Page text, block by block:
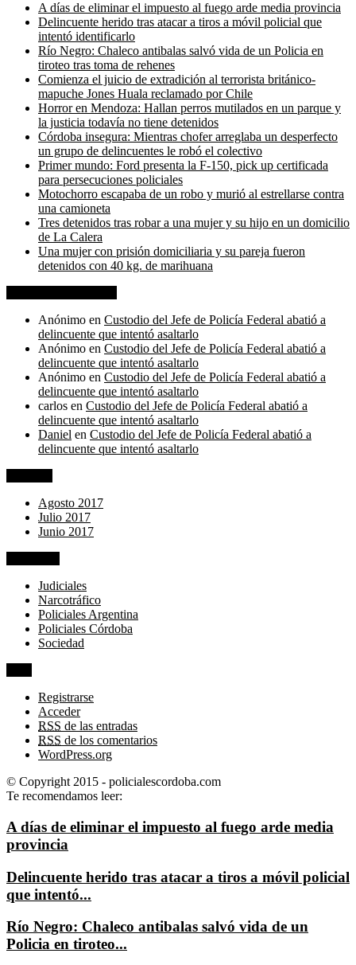
A días de eliminar el impuesto al fuego arde media provincia
Delincuente herido tras atacar a tiros a móvil policial que
intentó identificarlo
Río Negro: Chaleco antibalas salvó vida de un Policia en
tiroteo tras toma de rehenes
Comienza el juicio de extradición al terrorista británico-
mapuche Jones Huala reclamado por Chile
Horror en Mendoza: Hallan perros mutilados en un parque y
la justicia todavía no tiene detenidos
Córdoba insegura: Mientras chofer arreglaba un desperfecto
un grupo de delincuentes le robó el colectivo
Primer mundo: Ford presenta la F-150, pick up certificada
para persecuciones policiales
Motochorro escapaba de un robo y murió al estrellarse contra
una camioneta
Tres detenidos tras robar a una mujer y su hijo en un domicilio
de La Calera
Una mujer con prisión domiciliaria y su pareja fueron
detenidos con 40 kg. de marihuana
Anónimo en Custodio del Jefe de Policía Federal abatió a
delincuente que intentó asaltarlo
Anónimo en Custodio del Jefe de Policía Federal abatió a
delincuente que intentó asaltarlo
Anónimo en Custodio del Jefe de Policía Federal abatió a
delincuente que intentó asaltarlo
carlos en Custodio del Jefe de Policía Federal abatió a
delincuente que intentó asaltarlo
Daniel en Custodio del Jefe de Policía Federal abatió a
delincuente que intentó asaltarlo
Agosto 2017
Julio 2017
Junio 2017
Judiciales
Narcotráfico
Policiales Argentina
Policiales Córdoba
Sociedad
Registrarse
Acceder
RSS de las entradas
RSS de los comentarios
WordPress.org
© Copyright 2015 - policialescordoba.com
Te recomendamos leer:
A días de eliminar el impuesto al fuego arde media
provincia
Delincuente herido tras atacar a tiros a móvil policial
que intentó...
Río Negro: Chaleco antibalas salvó vida de un
Policia en tiroteo...